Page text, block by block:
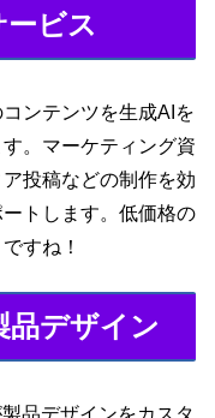
ビス
ンテンツを生成AIを
。マーケティング資
投稿などの制作を効
トします。低価格の
すね！
品デザイン
品デザインをカスタ